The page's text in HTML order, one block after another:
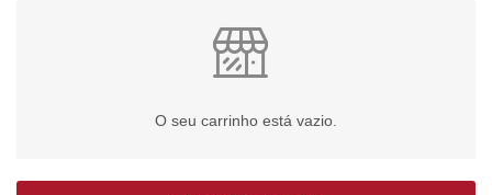
O seu carrinho está vazio.